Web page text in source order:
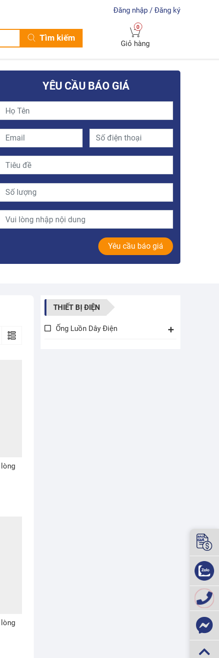
Đăng nhập / Đăng ký
Tìm kiếm
Giỏ hàng
0
YÊU CẦU BÁO GIÁ
Yêu cầu báo giá
THIẾT BỊ ĐIỆN
Ống Luồn Dây Điện